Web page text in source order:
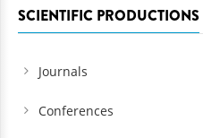
SCIENTIFIC PRODUCTIONS
Journals
Conferences